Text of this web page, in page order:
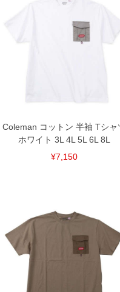
6L/160/84/160/64/27
返品交換希望の方は、商品到着後1週
下着(肌着)やワイシャツは商品の性
裾上げ料金は500円+税となります。
上の品が対象。1本5,999円以下の商
出荷まで約1週間～20日間程お時間を
尚、裾上げした商品は返品・交換不
一部、お直しに対応出来ない商品が
いている、極端なデザインが施されて
※当店での掲載商品は、実店鋪と在
舗からのお取り寄せ等により、お
す。そのようなことがない様最大限
連絡させて頂きますので予めご了承く
DETAIL
Coleman コットン 半袖 Tシャ
ホワイト 3L 4L 5L 6L 8L
¥7,150